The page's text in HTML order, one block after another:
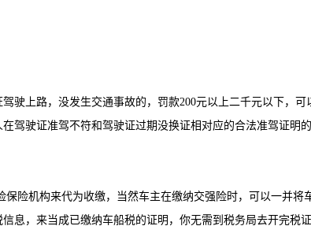
驶上路，没发生交通事故的，罚款200元以上二千元以下，可
驾驶证准驾不符和驾驶证过期没换证相对应的合法准驾证明
险机构来代为收缴，当然车主在缴纳交强险时，可以一并将
息，来当成已缴纳车船税的证明，你无需到税务局去开完税